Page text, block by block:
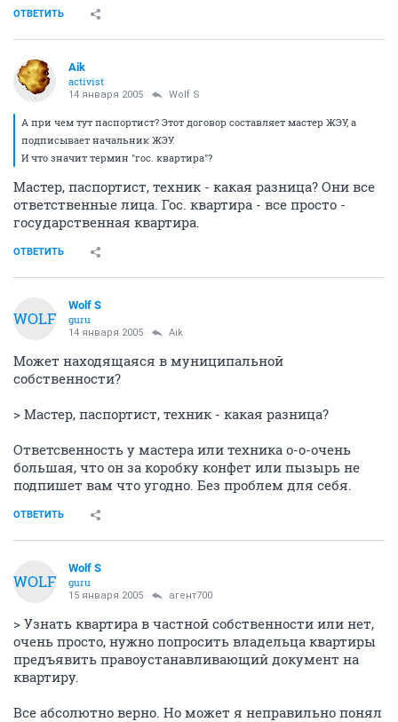
ОТВЕТИТЬ
Aik
activist
14 января 2005 Wolf S
А при чем тут паспортист? Этот договор составляет мастер ЖЭУ, а
подписывает начальник ЖЭУ.
И что значит термин "гос. квартира"?
Мастер, паспортист, техник - какая разница? Они все
ответственные лица. Гос. квартира - все просто -
государственная квартира.
ОТВЕТИТЬ
WOLF
Wolf S
guru
14 января 2005 Aik
Может находящаяся в муниципальной
собственности?
> Мастер, паспортист, техник - какая разница?
Ответсвенность у мастера или техника о-о-очень
большая, что он за коробку конфет или пызырь не
подпишет вам что угодно. Без проблем для себя.
ОТВЕТИТЬ
WOLF
Wolf S
guru
15 января 2005 агент700
> Узнать квартира в частной собственности или нет,
очень просто, нужно попросить владельца квартиры
предъявить правоустанавливающий документ на
квартиру.
Все абсолютно верно. Но может я неправильно понял